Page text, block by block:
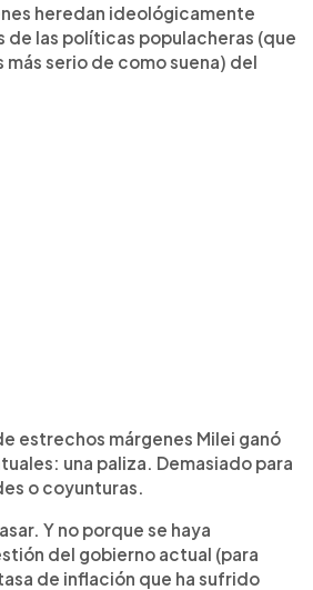
heredan ideológicamente
las políticas populacheras (que
más serio de como suena) del
estrechos márgenes Milei ganó
una paliza. Demasiado para
o coyunturas.
Y no porque se haya
del gobierno actual (para
de inflación que ha sufrido